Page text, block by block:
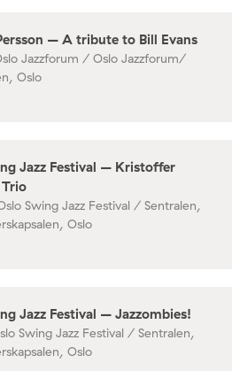
– A tribute to Bill Evans
Jazzforum / Oslo Jazzforum/
Oslo
Jazz Festival – Kristoffer
Swing Jazz Festival / Sentralen,
Oslo
Jazz Festival – Jazzombies!
Swing Jazz Festival / Sentralen,
Oslo